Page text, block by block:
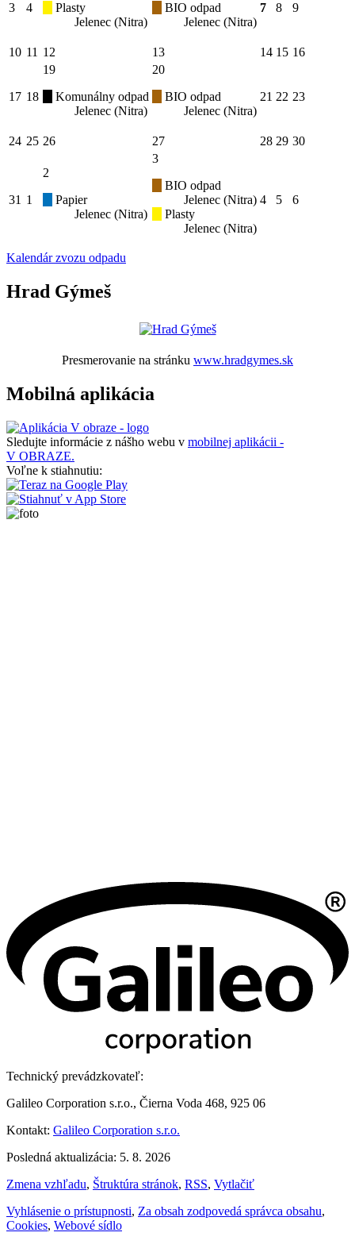
3 4
Plasty
Jelenec (Nitra)
BIO odpad
Jelenec (Nitra)
7 8 9
10 11 12 13 14 15 16
17 18
19
Komunálny odpad
Jelenec (Nitra)
20
BIO odpad
Jelenec (Nitra)
21 22 23
24 25 26 27 28 29 30
31 1
2
Papier
Jelenec (Nitra)
3
BIO odpad
Jelenec (Nitra)
Plasty
Jelenec (Nitra)
4 5 6
Kalendár zvozu odpadu
Hrad Gýmeš
Presmerovanie na stránku www.hradgymes.sk
Mobilná aplikácia
Sledujte informácie z nášho webu v mobilnej aplikácii -
V OBRAZE.
Voľne k stiahnutiu:
Technický prevádzkovateľ:
Galileo Corporation s.r.o., Čierna Voda 468, 925 06
Kontakt: Galileo Corporation s.r.o.
Posledná aktualizácia: 5. 8. 2026
Zmena vzhľadu, Štruktúra stránok, RSS, Vytlačiť
Vyhlásenie o prístupnosti, Za obsah zodpovedá správca obsahu,
Cookies, Webové sídlo